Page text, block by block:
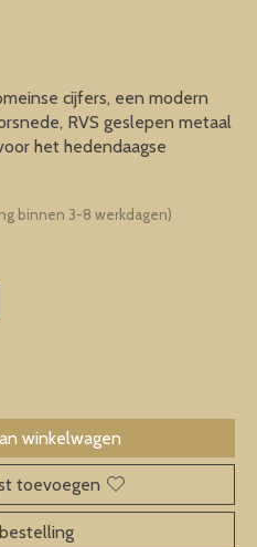
cijfers, een modern
RVS geslepen metaal
het hedendaagse
binnen 3-8 werkdagen)
winkelwagen
toevoegen